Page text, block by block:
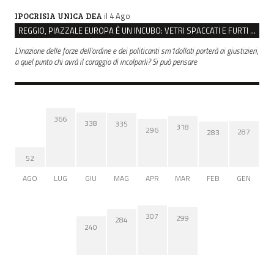
IPOCRISIA UNICA DEA il 4 Ago
REGGIO, PIAZZALE EUROPA È UN INCUBO: VETRI SPACCATI E FURTI SULLE AUTO IN SOSTA
L'inazione delle forze dell'ordine e dei politicanti sm1dollati porterà ai giustizieri,
a quel punto chi avrà il coraggio di incolparli? Si può pensare
52
AGO
366
LUG
338
GIU
335
MAG
296
APR
318
MAR
283
FEB
287
GEN
240
284 307 299